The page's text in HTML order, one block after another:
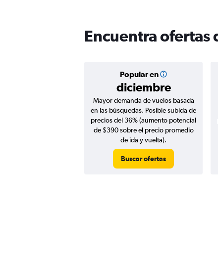
Encuentra ofertas
Popular en
diciembre
Mayor demanda de vuelos basada
en las búsquedas. Posible subida de
precios del 36% (aumento potencial
de $390 sobre el precio promedio
de ida y vuelta).
Buscar ofertas